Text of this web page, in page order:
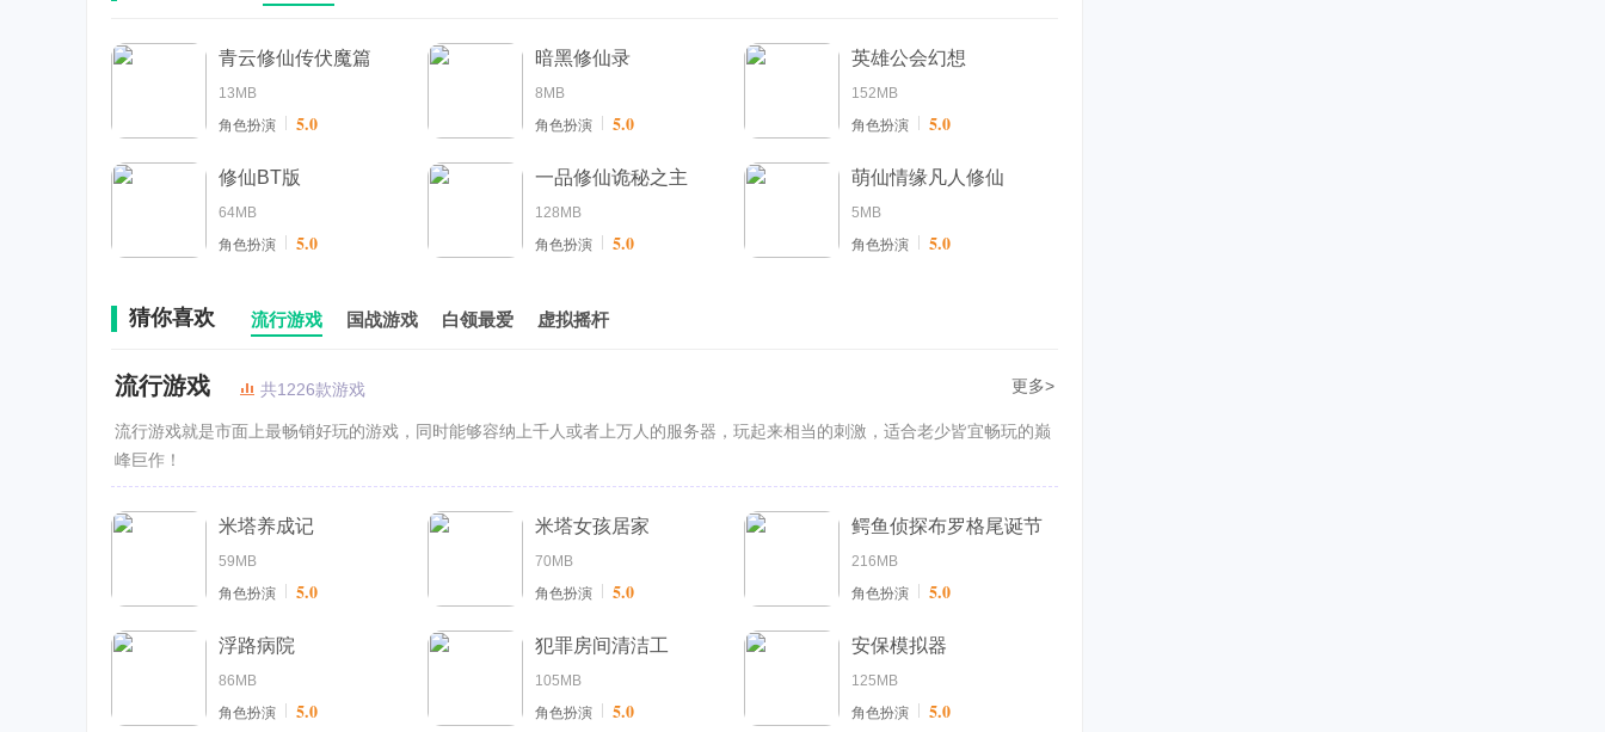
青云修仙传伏魔篇
13MB
角色扮演
5.0
暗黑修仙录
8MB
角色扮演
5.0
英雄公会幻想
152MB
角色扮演
5.0
修仙BT版
64MB
角色扮演
5.0
一品修仙诡秘之主
128MB
角色扮演
5.0
萌仙情缘凡人修仙
5MB
角色扮演
5.0
猜你喜欢 流行游戏 国战游戏 白领最爱 虚拟摇杆
流行游戏 共1226款游戏 更多>
流行游戏就是市面上最畅销好玩的游戏，同时能够容纳上千人或者上万人的服务器，玩起来相当的刺激，适合老少皆宜畅玩的巅
峰巨作！
米塔养成记
59MB
角色扮演
5.0
米塔女孩居家
70MB
角色扮演
5.0
鳄鱼侦探布罗格尾诞节
216MB
角色扮演
5.0
浮路病院
86MB
角色扮演
5.0
犯罪房间清洁工
105MB
角色扮演
5.0
安保模拟器
125MB
角色扮演
5.0